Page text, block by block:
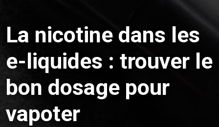
La nicotine dans les
e-liquides : trouver le
bon dosage pour
vapoter